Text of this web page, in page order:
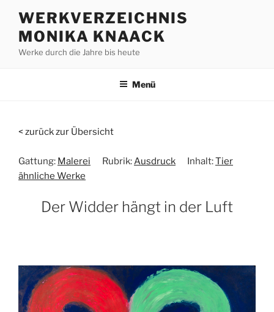
Inhalt
springen
WERKVERZEICHNIS
MONIKA KNAACK
Werke durch die Jahre bis heute
Menü
< zurück zur Übersicht
Gattung: Malerei Rubrik: Ausdruck Inhalt:Tier
ähnliche Werke
Der Widder hängt in der Luft